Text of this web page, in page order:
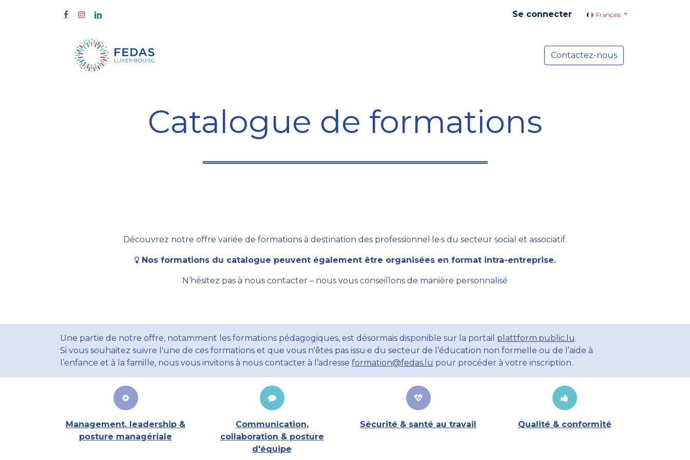
Se connecter Français
Actualités
Contactez-nous
Catalogue de formations
Découvrez notre offre variée de formations à destination des professionnel·le·s du secteur social et associatif.
Nos formations du catalogue peuvent également être organisées en format intra-entreprise.
N’hésitez pas à nous contacter – nous vous conseillons de manière personnalisé
Une partie de notre offre, notamment les formations pédagogiques, est désormais disponible sur la portail plattform.public.lu.
Si vous souhaitez suivre l'une de ces formations et que vous n'êtes pas issu·e du secteur de l’éducation non formelle ou de l’aide à
l’enfance et à la famille, nous vous invitons à nous contacter à l’adresse formation@fedas.lu pour procéder à votre inscription.
Management, leadership &
posture managériale
Communication,
collaboration & posture
d'équipe
Sécurité & santé au travail Qualité & conformité